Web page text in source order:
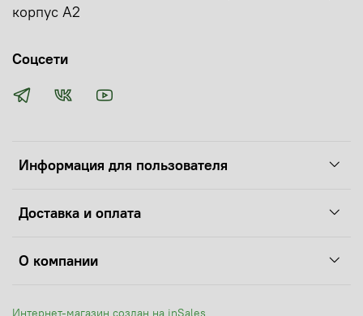
Информация для пользователя
Доставка и оплата
О компании
корпус А2
Соцсети
Интернет-магазин создан на inSales